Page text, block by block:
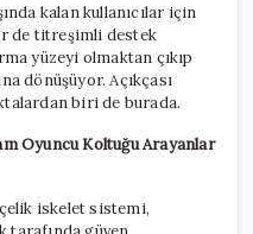
kalan kullanıcılar için
de titreşimli destek
yüzeyi olmaktan çıkıp
dönüşüyor. Açıkçası
biri de burada.
Oyuncu Koltuğu Arayanlar
iskelet sistemi,